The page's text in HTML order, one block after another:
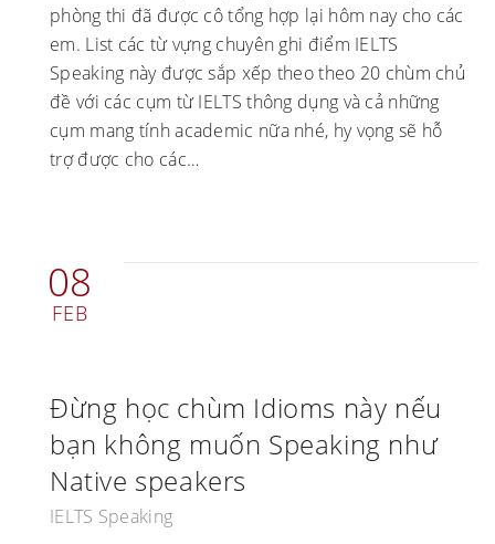
phòng thi đã được cô tổng hợp lại hôm nay cho các
em. List các từ vựng chuyên ghi điểm IELTS
Speaking này được sắp xếp theo theo 20 chùm chủ
đề với các cụm từ IELTS thông dụng và cả những
cụm mang tính academic nữa nhé, hy vọng sẽ hỗ
trợ được cho các…
08
FEB
Đừng học chùm Idioms này nếu
bạn không muốn Speaking như
Native speakers
IELTS Speaking